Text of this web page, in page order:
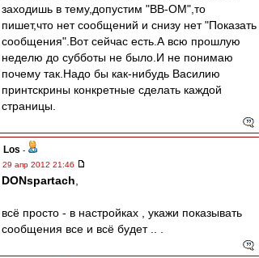
заходишь в тему,допустим "ВВ-ОМ",то
пишет,что нет сообщений и снизу нет "Показать
сообщения".Вот сейчас есть.А всю прошлую
неделю до субботы не было.И не понимаю
почему так.Надо бы как-нибудь Василию
принтскрины конкретные сделать каждой
страницы.
Los -
29 апр 2012 21:46
DONspartach
всё просто - в настройках , укажи показывать
сообщения все и всё будет .. .